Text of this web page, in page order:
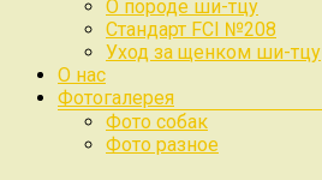
О породе ши-тцу
Стандарт FCI №208
Уход за щенком ши-тцу
О нас
Фотогалерея
Фото собак
Фото разное